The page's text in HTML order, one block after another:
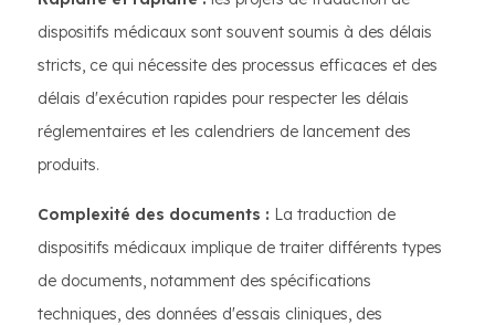
dispositifs médicaux sont souvent soumis à des délais
stricts, ce qui nécessite des processus efficaces et des
délais d'exécution rapides pour respecter les délais
réglementaires et les calendriers de lancement des
produits.
Complexité des documents : La traduction de
dispositifs médicaux implique de traiter différents types
de documents, notamment des spécifications
techniques, des données d'essais cliniques, des